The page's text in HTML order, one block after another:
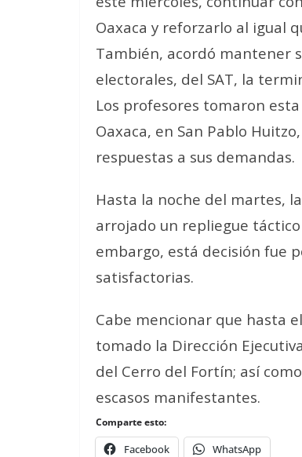
Oaxaca y reforzarlo al igual
También, acordó mantener
electorales, del SAT, la
Los profesores tomaron
Oaxaca, en San Pablo
respuestas a sus demandas.
Hasta la noche del martes,
arrojado un repliegue
embargo, está decisión fue
satisfactorias.
Cabe mencionar que hasta
tomado la Dirección
del Cerro del Fortín; así
escasos manifestantes.
Comparte esto:
Facebook WhatsApp